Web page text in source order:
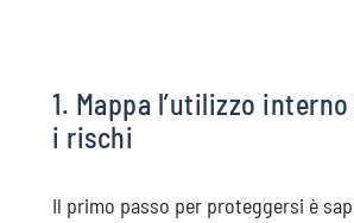
1. Mappa l’utilizzo
i rischi
Il primo passo per proteggersi è